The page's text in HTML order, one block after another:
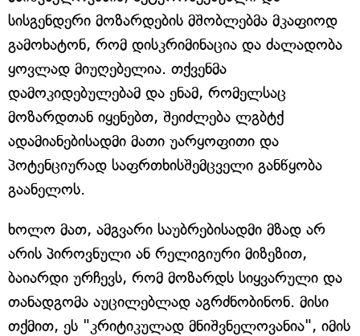
სისგენდერი მოზარდების მშობლებმა მკაფიოდ
გამოხატონ, რომ დისკრიმინაცია და ძალადობა
ყოვლად მიუღებელია. თქვენმა
დამოკიდებულებამ და ენამ, რომელსაც
მოზარდთან იყენებთ, შეიძლება ლგბტქ
ადამიანებისადმი მათი უარყოფითი და
პოტენციურად საფრთხისშემცველი განწყობა
გაანელოს.
ხოლო მათ, ამგვარი საუბრებისადმი მზად არ
არის პიროვნული ან რელიგიური მიზეზით,
ბაიარდი ურჩევს, რომ მოზარდს სიყვარული და
თანადგომა აუცილებლად აგრძნობინონ. მისი
თქმით, ეს "კრიტიკულად მნიშვნელოვანია", იმის